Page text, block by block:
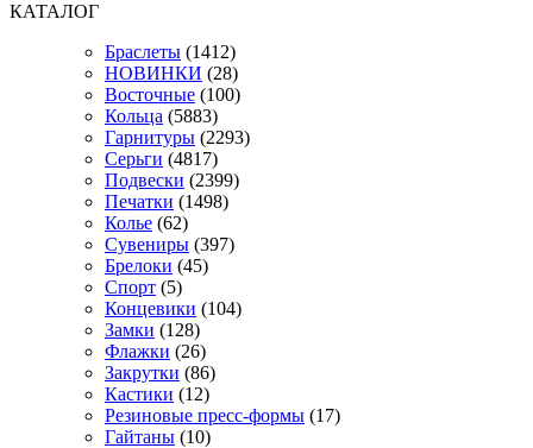
КАТАЛОГ
Браслеты (1412)
НОВИНКИ (28)
Восточные (100)
Кольца (5883)
Гарнитуры (2293)
Серьги (4817)
Подвески (2399)
Печатки (1498)
Колье (62)
Сувениры (397)
Брелоки (45)
Спорт (5)
Концевики (104)
Замки (128)
Флажки (26)
Закрутки (86)
Кастики (12)
Резиновые пресс-формы (17)
Гайтаны (10)